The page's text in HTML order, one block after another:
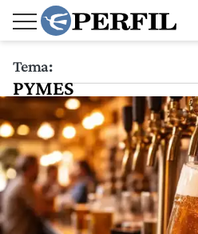
Tema:
PYMES